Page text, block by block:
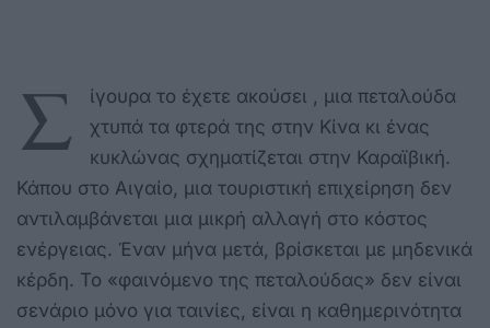
Σ
ίγουρα το έχετε ακούσει , μια πεταλούδα
χτυπά τα φτερά της στην Κίνα κι ένας
κυκλώνας σχηματίζεται στην Καραϊβική.
Κάπου στο Αιγαίο, μια τουριστική επιχείρηση δεν
αντιλαμβάνεται μια μικρή αλλαγή στο κόστος
ενέργειας. Έναν μήνα μετά, βρίσκεται με μηδενικά
κέρδη. Το «φαινόμενο της πεταλούδας» δεν είναι
σενάριο μόνο για ταινίες, είναι η καθημερινότητα